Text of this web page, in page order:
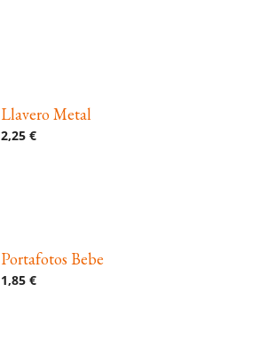
Llavero Metal
2,25 €
Portafotos Bebe
1,85 €